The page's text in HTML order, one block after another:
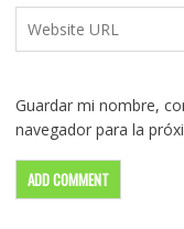
Guardar mi nombre,
navegador para la